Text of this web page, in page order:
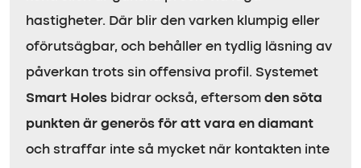
hastigheter. Där blir den varken klumpig eller
oförutsägbar, och behåller en tydlig läsning av
påverkan trots sin offensiva profil. Systemet
Smart Holes bidrar också, eftersom den söta
punkten är generös för att vara en diamant
och straffar inte så mycket när kontakten inte